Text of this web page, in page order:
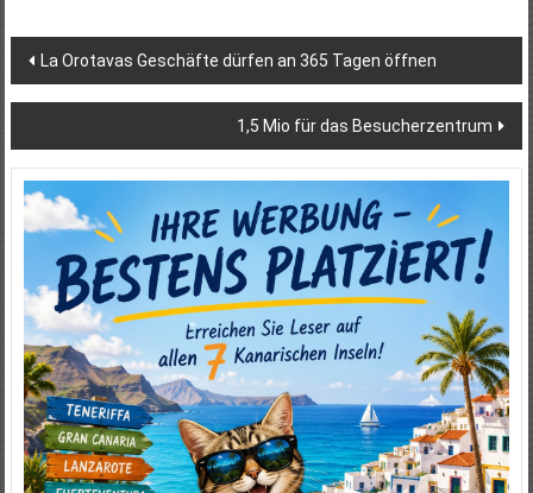
Beitragsnavigation
La Orotavas Geschäfte dürfen an 365 Tagen öffnen
1,5 Mio für das Besucherzentrum